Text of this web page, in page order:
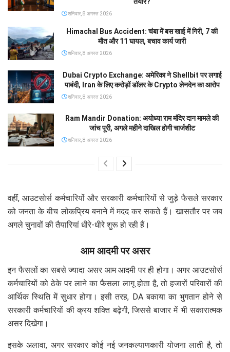
तैयार?
शनिवार, 8 अगस्त 2026
Himachal Bus Accident: चंबा में बस खाई में गिरी, 7 की
मौत और 11 घायल, बचाव कार्य जारी
शनिवार, 8 अगस्त 2026
Dubai Crypto Exchange: अमेरिका ने Shellbit पर लगाई
पाबंदी, Iran के लिए करोड़ों डॉलर के Crypto लेनदेन का आरोप
शनिवार, 8 अगस्त 2026
Ram Mandir Donation: अयोध्या राम मंदिर दान मामले की
जांच पूरी, अगले महीने दाखिल होगी चार्जशीट
शनिवार, 8 अगस्त 2026
वहीं, आउटसोर्स कर्मचारियों और सरकारी कर्मचारियों से जुड़े फैसले सरकार
को जनता के बीच लोकप्रिय बनाने में मदद कर सकते हैं। खासतौर पर जब
अगले चुनावों की तैयारियां धीरे-धीरे शुरू हो रही हैं।
आम आदमी पर असर
इन फैसलों का सबसे ज्यादा असर आम आदमी पर ही होगा। अगर आउटसोर्स
कर्मचारियों को ठेके पर लाने का फैसला लागू होता है, तो हजारों परिवारों की
आर्थिक स्थिति में सुधार होगा। इसी तरह, DA बकाया का भुगतान होने से
सरकारी कर्मचारियों की क्रय शक्ति बढ़ेगी, जिससे बाजार में भी सकारात्मक
असर दिखेगा।
इसके अलावा, अगर सरकार कोई नई जनकल्याणकारी योजना लाती है, तो